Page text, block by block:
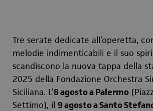
Tre serate dedicate all’operetta,
melodie indimenticabili e il suo
scandiscono la nuova tappa della
2025 della Fondazione Orchestra
Siciliana. L’8 agosto a Palermo
Settimo), il 9 agosto a Santo